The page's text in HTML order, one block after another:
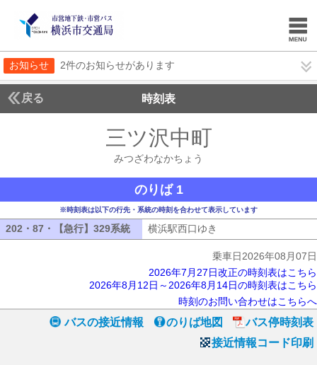
お知らせ 2件のお知らせがあります
戻る 時刻表
三ツ沢中町
みつざわなかちょう
のりば 1
※時刻表は以下の行先・系統の時刻を合わせて表示しています
202・87・【急行】329系統 202・87・【急行】329系統
横浜駅西口ゆき
乗車日2026年08月07日
2026年7月27日改正の時刻表はこちら
2026年8月12日～2026年8月14日の時刻表はこちら
時刻のお問い合わせはこちらへ
バスの接近情報 のりば地図
バス停時刻表
接近情報コード印刷